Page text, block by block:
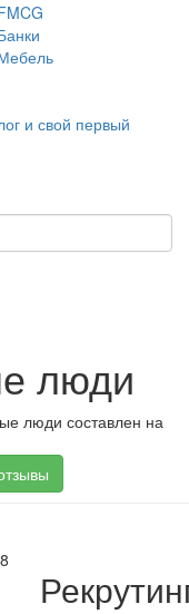
и свой первый
люди
люди составлен на